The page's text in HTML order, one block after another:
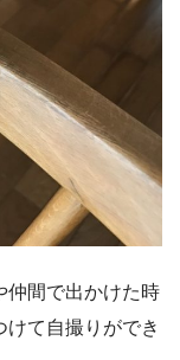
仲間で出かけた時
て自撮りができ